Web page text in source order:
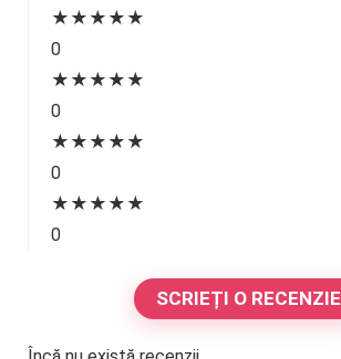
★ ★ ★ ★ ★
0
★ ★ ★ ★ ★
0
★ ★ ★ ★ ★
0
★ ★ ★ ★ ★
0
SCRIEȚI O RECENZIE